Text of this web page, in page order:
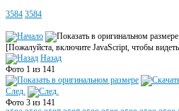
3584 3584
[Пожалуйста, включите JavaScript, чтобы
Назад
Фото 1 из 141
След.
Фото 3 из 141